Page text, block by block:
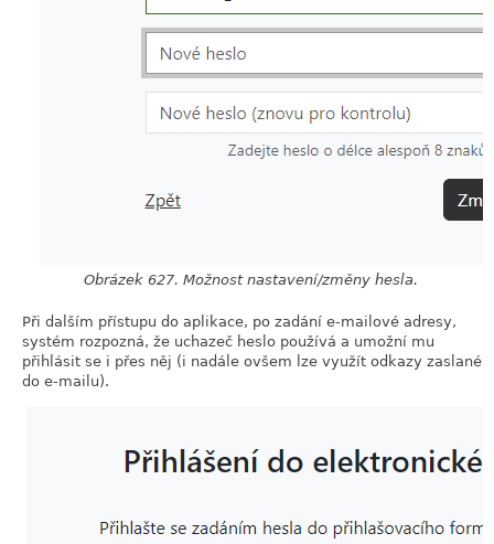
Obrázek 627. Možnost nastavení/změny hesla.
Při dalším přístupu do aplikace, po zadání e-mailové adresy,
systém rozpozná, že uchazeč heslo používá a umožní mu
přihlásit se i přes něj (i nadále ovšem lze využít odkazy zaslané
do e-mailu).